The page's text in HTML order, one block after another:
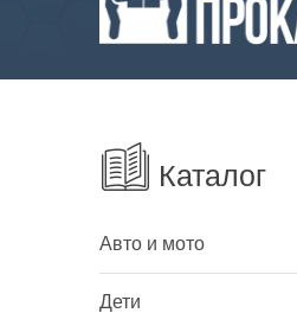
Каталог
Авто и мото
Дети